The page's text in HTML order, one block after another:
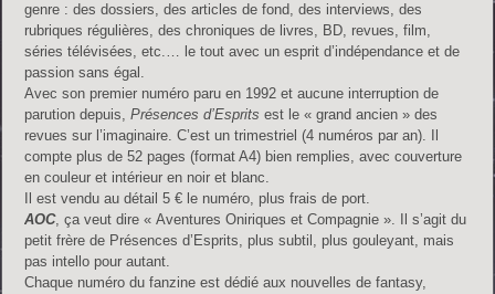
genre : des dossiers, des articles de fond, des interviews, des
rubriques régulières, des chroniques de livres, BD, revues, film,
séries télévisées, etc.… le tout avec un esprit d’indépendance et de
passion sans égal.
Avec son premier numéro paru en 1992 et aucune interruption de
parution depuis,Présences d’Esprits est le « grand ancien » des
revues sur l’imaginaire. C’est un trimestriel (4 numéros par an). Il
compte plus de 52 pages (format A4) bien remplies, avec couverture
en couleur et intérieur en noir et blanc.
Il est vendu au détail 5 € le numéro, plus frais de port.
AOC, ça veut dire « Aventures Oniriques et Compagnie ». Il s’agit du
petit frère de Présences d’Esprits, plus subtil, plus gouleyant, mais
pas intello pour autant.
Chaque numéro du fanzine est dédié aux nouvelles de fantasy,